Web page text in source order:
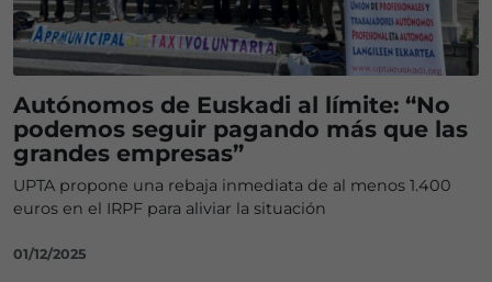
Autónomos de Euskadi al límite: “No
podemos seguir pagando más que las
grandes empresas”
UPTA propone una rebaja inmediata de al menos 1.400
euros en el IRPF para aliviar la situación
01/12/2025